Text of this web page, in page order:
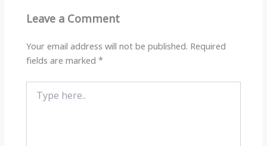
p m o
k
Leave a Comment
Your email address will not be published. Required
fields are marked*
here..